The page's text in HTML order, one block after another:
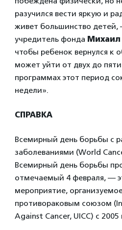
разучился вести яркую и
живет большинство
учредитель фонда Михаил
чтобы ребенок вернулся к
может уйти от двух до
программах этот период
недели».
СПРАВКА
Всемирный день борьбы с
заболеваниями (World
Всемирный день борьбы
отмечаемый 4 февраля, —
мероприятие,
противораковым союзом
Against Cancer, UICC) с 2005